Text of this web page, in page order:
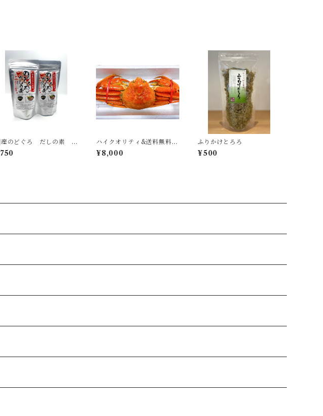
産のどぐろ だしの素
タイプ 2パック
ハイクオリティ&送料無料！
冷凍ずわい蟹 600g以上
¥8,000
ふりかけとろろ
¥500